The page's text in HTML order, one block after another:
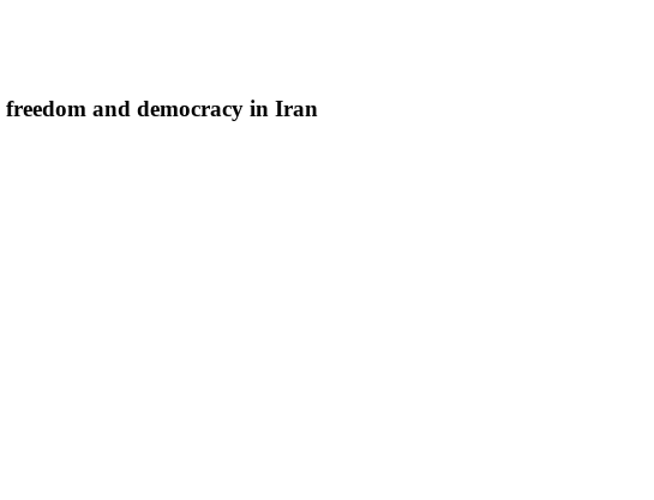
freedom and democracy in Iran